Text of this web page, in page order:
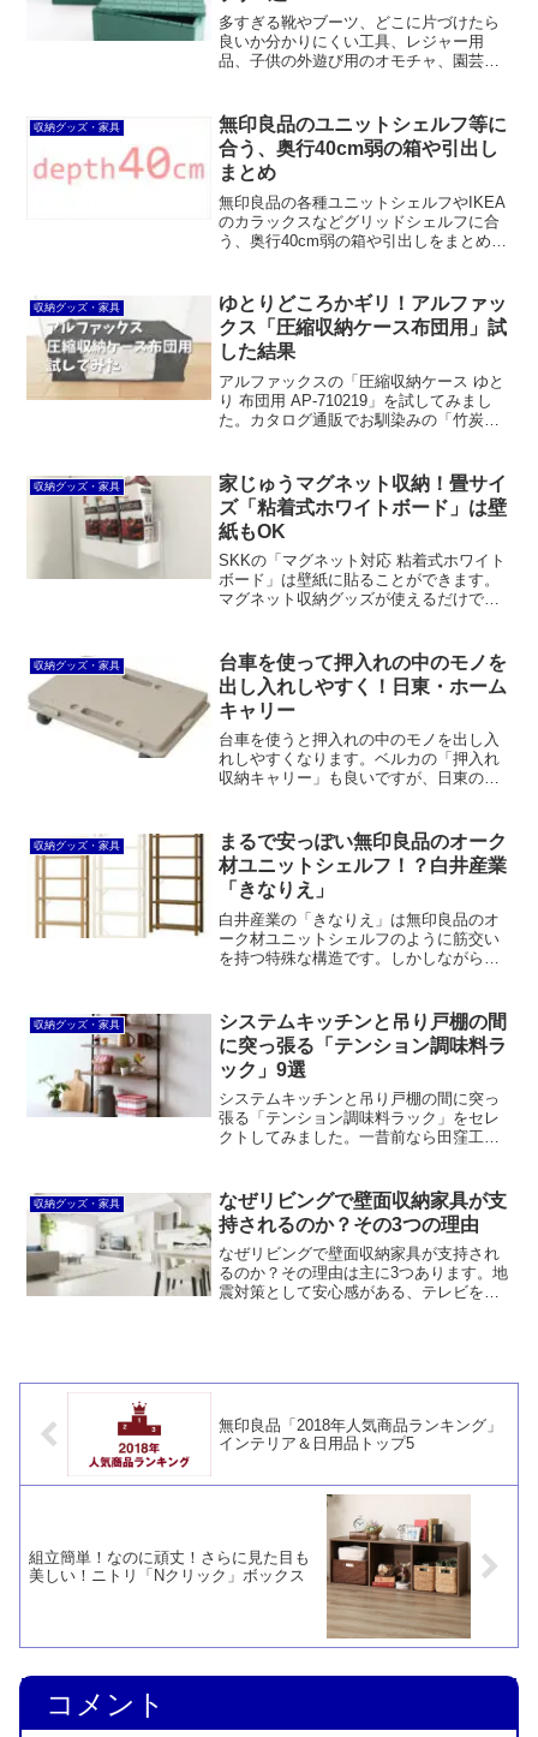
多すぎる靴やブーツ、どこに片づけたら
良いか分かりにくい工具、レジャー用
品、子供の外遊び用のオモチャ、園芸用
な「男前コンテナ」を3つ紹介したいと思
います。※この記事は20...
収納グッズ・家具
無印良品のユニットシェルフ等に
合う、奥行40cm弱の箱や引出し
まとめ
無印良品の各種ユニットシェルフやIKEA
のカラックスなどグリッドシェルフに合
う、奥行40cm弱の箱や引出しをまとめて
ースが使えます。
収納グッズ・家具
ゆとりどころかギリ！アルファッ
クス「圧縮収納ケース布団用」試
した結果
アルファックスの「圧縮収納ケース ゆと
り 布団用 AP-710219」を試してみまし
た。カタログ通販でお馴染みの「竹炭収
団2枚を収納するには圧縮袋が小さくて、
スライダーとバルブは均一ショップ並み
のクオリティー、おまけに膨らみ防止ベ
ルトは短いです。
収納グッズ・家具
家じゅうマグネット収納！畳サイ
ズ「粘着式ホワイトボード」は壁
紙もOK
SKKの「マグネット対応 粘着式ホワイト
ボード」は壁紙に貼ることができます。
マグネット収納グッズが使えるだけでな
グネット収納ができます。おまけにフィ
ルムフックや吸盤も使えます。
収納グッズ・家具
台車を使って押入れの中のモノを
出し入れしやすく！日東・ホーム
キャリー
台車を使うと押入れの中のモノを出し入
れしやすくなります。ベルカの「押入れ
収納キャリー」も良いですが、日東の
です。
収納グッズ・家具
まるで安っぽい無印良品のオーク
材ユニットシェルフ！？白井産業
「きなりえ」
白井産業の「きなりえ」は無印良品のオ
ーク材ユニットシェルフのように筋交い
を持つ特殊な構造です。しかしながら、
サイズオーダー対応、カラー3色展開とい
うメリットもあります。
収納グッズ・家具
システムキッチンと吊り戸棚の間
に突っ張る「テンション調味料ラ
ック」9選
システムキッチンと吊り戸棚の間に突っ
張る「テンション調味料ラック」をセレ
クトしてみました。一昔前なら田窪工業
ックタイプのほか、燕三条のステンレス
仕様も良いですね。
収納グッズ・家具
なぜリビングで壁面収納家具が支
持されるのか？その3つの理由
なぜリビングで壁面収納家具が支持され
るのか？その理由は主に3つあります。地
震対策として安心感がある、テレビを中
無印良品「2018年人気商品ランキング」
インテリア＆日用品トップ5
組立簡単！なのに頑丈！さらに見た目も
美しい！ニトリ「Nクリック」ボックス
コメント